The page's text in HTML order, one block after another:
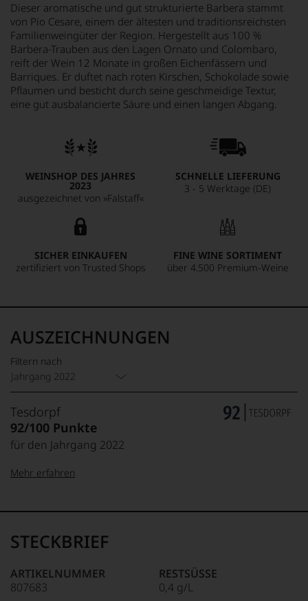
Dieser aromatische und gut strukturierte Barbera stammt
von Pio Cesare, einem der ältesten und traditionsreichsten
Familienweingüter der Region. Hergestellt aus 100 %
Barbera-Trauben aus den Lagen Ornato und Colombaro,
reift der Wein 12 Monate in großen Eichenfässern und
Barriques. Er duftet nach roten Kirschen, Schokolade sowie
Pflaumen und besticht durch seine geschmeidige Textur,
eine gut ausbalancierte Säure und einen langen Abgang.
WEINSHOP DES JAHRES
2023
ausgezeichnet von »Falstaff«
SCHNELLE LIEFERUNG
3 - 5 Werktage (DE)
SICHER EINKAUFEN
zertifiziert von Trusted Shops
FINE WINE SORTIMENT
über 4.500 Premium-Weine
AUSZEICHNUNGEN
Filtern nach
Jahrgang 2022
Tesdorpf
92/100 Punkte
für den Jahrgang 2022
95–98 Punkte:
90–94 Punkte:
Name
Tesdorpf
für
»Fine
Mehr erfahren
STECKBRIEF
ARTIKELNUMMER
807683
RESTSÜSSE
0,4 g/L